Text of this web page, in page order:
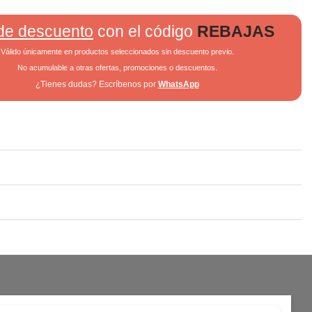
descuento con el código REBAJAS
Válido únicamente en productos seleccionados sin descuento previo.
No acumulable a otras ofertas, promociones o descuentos.
¿Tienes dudas? Escríbenos por WhatsApp